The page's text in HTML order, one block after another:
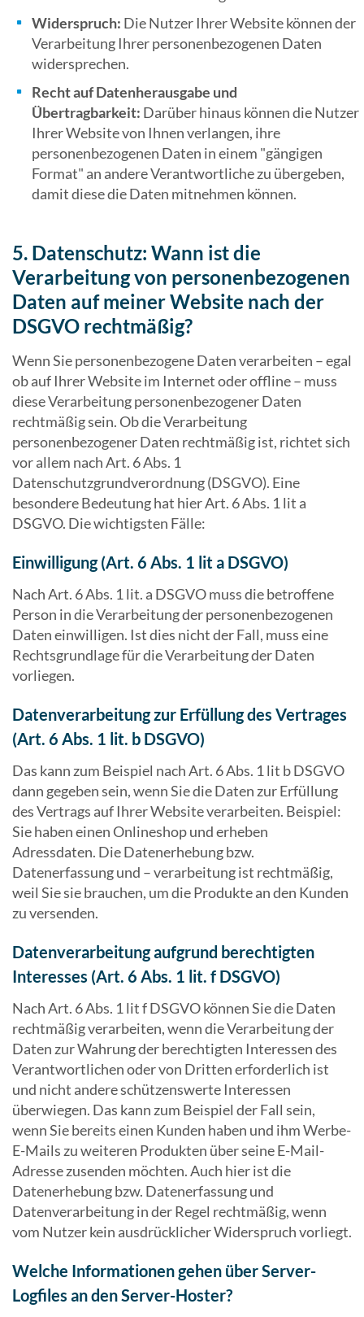
Widerspruch: Die Nutzer Ihrer Website können der
Verarbeitung Ihrer personenbezogenen Daten
widersprechen.
Recht auf Datenherausgabe und
Übertragbarkeit: Darüber hinaus können die Nutzer
Ihrer Website von Ihnen verlangen, ihre
personenbezogenen Daten in einem "gängigen
Format" an andere Verantwortliche zu übergeben,
damit diese die Daten mitnehmen können.
5. Datenschutz: Wann ist die
Verarbeitung von personenbezogenen
Daten auf meiner Website nach der
DSGVO rechtmäßig?
Wenn Sie personenbezogene Daten verarbeiten – egal
ob auf Ihrer Website im Internet oder offline – muss
diese Verarbeitung personenbezogener Daten
rechtmäßig sein. Ob die Verarbeitung
personenbezogener Daten rechtmäßig ist, richtet sich
vor allem nach Art. 6 Abs. 1
Datenschutzgrundverordnung (DSGVO). Eine
besondere Bedeutung hat hier Art. 6 Abs. 1 lit a
DSGVO. Die wichtigsten Fälle:
Einwilligung (Art. 6 Abs. 1 lit a DSGVO)
Nach Art. 6 Abs. 1 lit. a DSGVO muss die betroffene
Person in die Verarbeitung der personenbezogenen
Daten einwilligen. Ist dies nicht der Fall, muss eine
Rechtsgrundlage für die Verarbeitung der Daten
vorliegen.
Datenverarbeitung zur Erfüllung des Vertrages
(Art. 6 Abs. 1 lit. b DSGVO)
Das kann zum Beispiel nach Art. 6 Abs. 1 lit b DSGVO
dann gegeben sein, wenn Sie die Daten zur Erfüllung
des Vertrags auf Ihrer Website verarbeiten. Beispiel:
Sie haben einen Onlineshop und erheben
Adressdaten. Die Datenerhebung bzw.
Datenerfassung und – verarbeitung ist rechtmäßig,
weil Sie sie brauchen, um die Produkte an den Kunden
zu versenden.
Datenverarbeitung aufgrund berechtigten
Interesses (Art. 6 Abs. 1 lit. f DSGVO)
Nach Art. 6 Abs. 1 lit f DSGVO können Sie die Daten
rechtmäßig verarbeiten, wenn die Verarbeitung der
Daten zur Wahrung der berechtigten Interessen des
Verantwortlichen oder von Dritten erforderlich ist
und nicht andere schützenswerte Interessen
überwiegen. Das kann zum Beispiel der Fall sein,
wenn Sie bereits einen Kunden haben und ihm Werbe-
E-Mails zu weiteren Produkten über seine E-Mail-
Adresse zusenden möchten. Auch hier ist die
Datenerhebung bzw. Datenerfassung und
Datenverarbeitung in der Regel rechtmäßig, wenn
vom Nutzer kein ausdrücklicher Widerspruch vorliegt.
Welche Informationen gehen über Server-
Logfiles an den Server-Hoster?